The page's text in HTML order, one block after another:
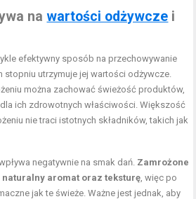
nawartości odżywcze i
efektywny sposób na przechowywanie
stopniu utrzymuje jej wartości odżywcze.
można zachować świeżość produktów,
ich zdrowotnych właściwości. Większość
nie traci istotnych składników, takich jak
negatywnie na smak dań. Zamrożone
aromat oraz teksturę , więc po
jak te świeże. Ważne jest jednak, aby